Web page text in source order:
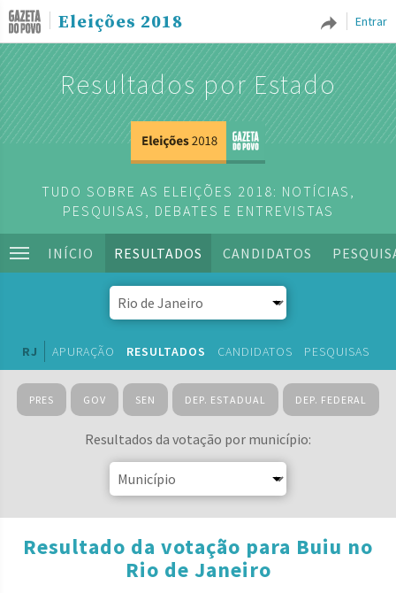
Entrar
Eleições 2018
Resultados por Estado
TUDO SOBRE AS ELEIÇÕES 2018: NOTÍCIAS,
PESQUISAS, DEBATES E ENTREVISTAS
INÍCIO RESULTADOS CANDIDATOS
RJ APURAÇÃO RESULTADOS CANDIDATOS PESQUISAS
PRES GOV SEN DEP. ESTADUAL DEP. FEDERAL
Resultados da votação por município:
Resultado da votação para Buiu no
Rio de Janeiro